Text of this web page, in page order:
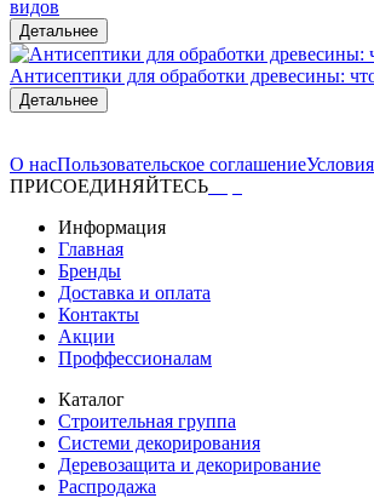
видов
Детальнее
Антисептики для обработки древесины:
Детальнее
О насПользовательское соглашение
ПРИСОЕДИНЯЙТЕСЬ
Информация
Главная
Бренды
Доставка и оплата
Контакты
Акции
Проффессионалам
Каталог
Строительная группа
Системи декорирования
Деревозащита и декорирование
Распродажа